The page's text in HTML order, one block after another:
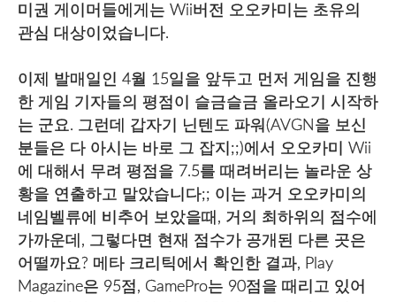
미권 게이머들에게는 Wii버전 오오카미는 초유의
관심 대상이었습니다.
이제 발매일인 4월 15일을 앞두고 먼저 게임을 진행
한 게임 기자들의 평점이 슬금슬금 올라오기 시작하
는 군요. 그런데 갑자기 닌텐도 파워(AVGN을 보신
분들은 다 아시는 바로 그 잡지;;)에서 오오카미 Wii
에 대해서 무려 평점을 7.5를 때려버리는 놀라운 상
황을 연출하고 말았습니다;; 이는 과거 오오카미의
네임벨류에 비추어 보았을때, 거의 최하위의 점수에
가까운데, 그렇다면 현재 점수가 공개된 다른 곳은
어떨까요? 메타 크리틱에서 확인한 결과, Play
Magazine은 95점, GamePro는 90점을 때리고 있어